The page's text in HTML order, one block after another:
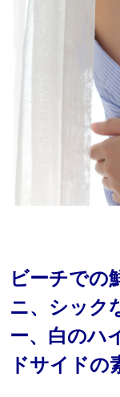
ビーチでの
ニ、シック
ー、白のハ
ドサイドの